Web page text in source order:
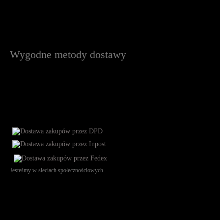
Wygodne metody dostawy
Jesteśmy w sieciach społecznościowych